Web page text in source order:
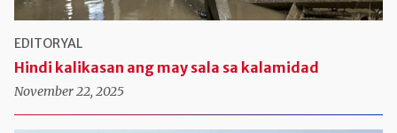
EDITORYAL
Hindi kalikasan ang may sala sa kalamidad
November 22, 2025